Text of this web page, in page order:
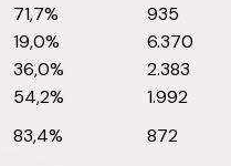
71,7%
935
19,0%
6.370
36,0%
2.383
54,2%
1.992
83,4%
872